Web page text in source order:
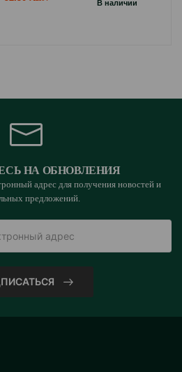
B наличии
НА ОБНОВЛЕНИЯ
адрес для получения новостей и
предложений.